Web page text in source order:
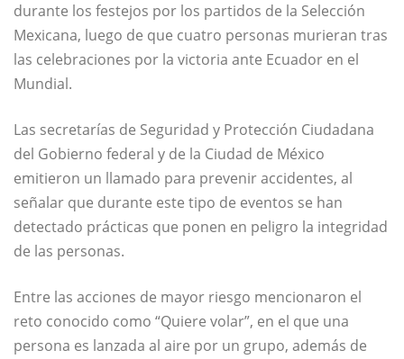
durante los festejos por los partidos de la Selección
Mexicana, luego de que cuatro personas murieran tras
las celebraciones por la victoria ante Ecuador en el
Mundial.
Las secretarías de Seguridad y Protección Ciudadana
del Gobierno federal y de la Ciudad de México
emitieron un llamado para prevenir accidentes, al
señalar que durante este tipo de eventos se han
detectado prácticas que ponen en peligro la integridad
de las personas.
Entre las acciones de mayor riesgo mencionaron el
reto conocido como “Quiere volar”, en el que una
persona es lanzada al aire por un grupo, además de